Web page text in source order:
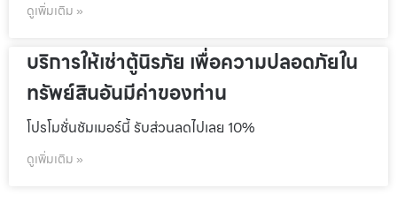
ดูเพิ่มเติม »
บริการให้เช่าตู้นิรภัย เพื่อความปลอดภัยใน
ทรัพย์สินอันมีค่าของท่าน
โปรโมชั่นชัมเมอร์นี้ รับส่วนลดไปเลย 10%
ดูเพิ่มเติม »